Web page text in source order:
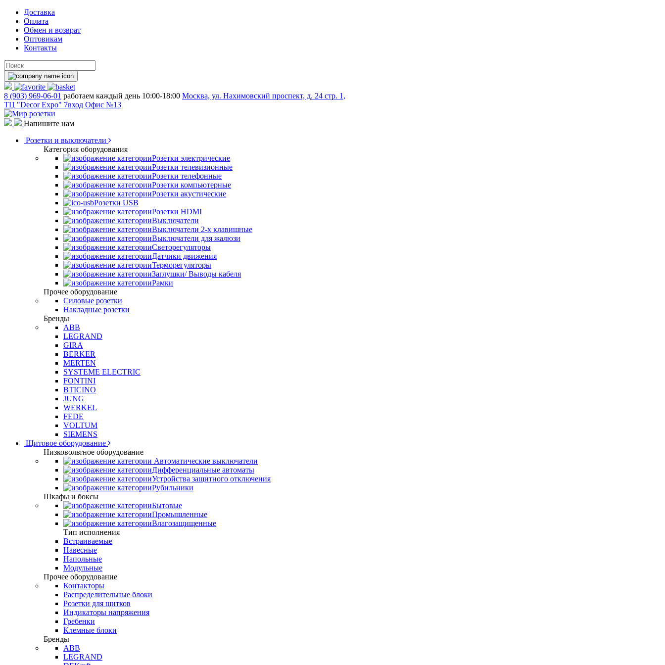
Доставка
Оплата
Обмен и возврат
Оптовикам
Контакты
8 (903) 969-06-01 работаем каждый день 10:00-18:00 Москва, ул. Нахимовский проспект, д. 24 стр. 1,
ТЦ "Decor Expo" 7вход Офис №13
Напишите нам
Розетки и выключатели
Категория оборудования
Розетки электрические
Розетки телевизионные
Розетки телефонные
Розетки компьютерные
Розетки акустические
Розетки USB
Розетки HDMI
Выключатели
Выключатели 2-х клавишные
Выключатели для жалюзи
Светорегуляторы
Датчики движения
Терморегуляторы
Заглушки/ Выводы кабеля
Рамки
Прочее оборудование
Силовые розетки
Накладные розетки
Бренды
ABB
LEGRAND
GIRA
BERKER
MERTEN
SYSTEME ELECTRIC
FONTINI
BTICINO
JUNG
WERKEL
FEDE
VOLTUM
SIEMENS
Щитовое оборудование
Низковольтное оборудование
Автоматические выключатели
Дифференциальные автоматы
Устройства защитного отключения
Рубильники
Шкафы и боксы
Бытовые
Промышленные
Влагозащищенные
Тип исполнения
Встраиваемые
Навесные
Напольные
Модульные
Прочее оборудование
Контакторы
Распределительные блоки
Розетки для щитков
Индикаторы напряжения
Гребенки
Клемные блоки
Бренды
ABB
LEGRAND